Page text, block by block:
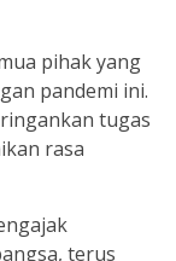
pihak yang
pandemi ini.
tugas
rasa
terus